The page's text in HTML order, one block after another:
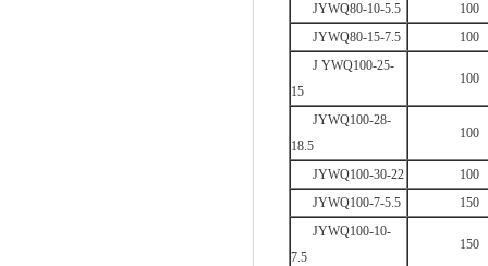
JYWQ80-10-5.5
100
JYWQ80-15-7.5
100
J YWQ100-25-
15
100
JYWQ100-28-
18.5
100
JYWQ100-30-22
100
JYWQ100-7-5.5
150
JYWQ100-10-
7.5
150